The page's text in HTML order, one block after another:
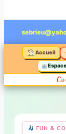
Accueil
FUN &